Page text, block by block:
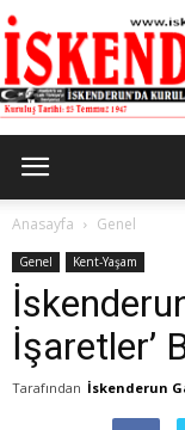
Anasayfa Genel
Genel Kent-Yaşam
İşaretler’
Tarafından İskenderun